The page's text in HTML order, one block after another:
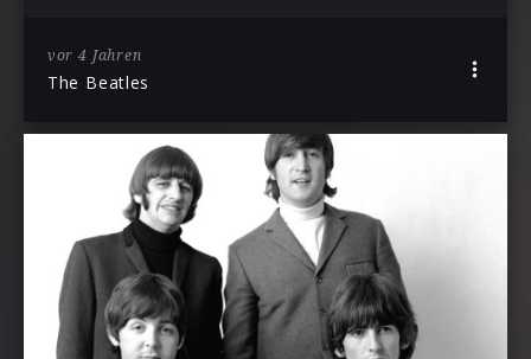
vor 4 Jahren
The Beatles